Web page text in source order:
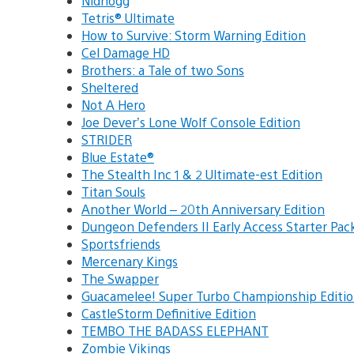
Tetris® Ultimate
How to Survive: Storm Warning Edition
Cel Damage HD
Brothers: a Tale of two Sons
Sheltered
Not A Hero
Joe Dever’s Lone Wolf Console Edition
STRIDER
Blue Estate®
The Stealth Inc 1 & 2 Ultimate-est Edition
Titan Souls
Another World – 20th Anniversary Edition
Dungeon Defenders II Early Access Starter
Sportsfriends
Mercenary Kings
The Swapper
Guacamelee! Super Turbo Championship
CastleStorm Definitive Edition
TEMBO THE BADASS ELEPHANT
Zombie Vikings